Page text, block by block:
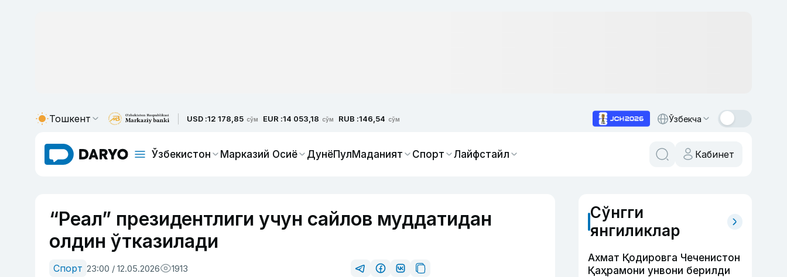
Тошкент USD :12 178,85 сўм EUR :14 053,18 сўм RUB :146,54 сўм Ўзбекча
Ўзбекистон Марказий Осиё ДунёПулМаданият Спорт Лайфстайл Кабинет
“Реал” президентлиги учун сайлов муддатидан
олдин ўтказилади
Спорт 23:00 / 12.05.2026 1913
Сўнгги
янгиликлар
Ахмат Қодировга Чеченистон
Қаҳрамони унвони берилди